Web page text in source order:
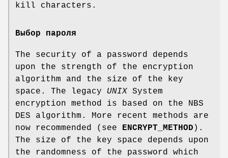
kill characters.
Выбор пароля
The security of a password depends
upon the strength of the encryption
algorithm and the size of the key
space. The legacy UNIX System
encryption method is based on the NBS
DES algorithm. More recent methods are
now recommended (see ENCRYPT_METHOD ).
The size of the key space depends upon
the randomness of the password which